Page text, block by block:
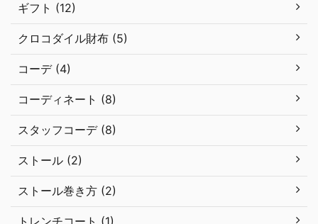
ギフト (12)
クロコダイル財布 (5)
コーデ (4)
コーディネート (8)
スタッフコーデ (8)
ストール (2)
ストール巻き方 (2)